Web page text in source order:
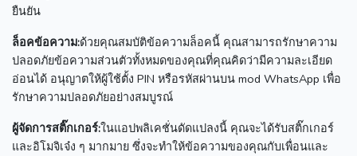
ยืนยัน
ล็อคข้อความ:ด้วยคุณสมบัติข้อความล็อคนี้ คุณสามารถรักษาความ
ปลอดภัยข้อความส่วนตัวทั้งหมดของคุณที่คุณคิดว่ามีความละเอียด
อ่อนได้ อนุญาตให้ผู้ใช้ตั้ง PIN หรือรหัสผ่านบน mod WhatsApp เพื่อ
รักษาความปลอดภัยอย่างสมบูรณ์
ผู้จัดการสติ๊กเกอร์:ในแอปพลิเคชั่นดัดแปลงนี้ คุณจะได้รับสติ๊กเกอร์
และอิโมจิเจ๋ง ๆ มากมาย ซึ่งจะทำให้ข้อความของคุณกับเพื่อนและ